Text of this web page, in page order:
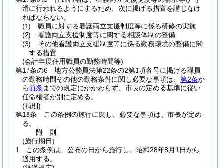
滑に行われるようにするため、次に掲げる措置を講じなけ
ればならない。
(1)
職員に対する看護両立支援制度等に係る研修の実施
(2)
看護両立支援制度等に関する相談体制の整備
(3)
その他看護両立支援制度等に係る勤務環境の整備に関
する措置
(会計年度任用職員の勤務時間等)
第17条の6
地方公務員法第22条の2第1項各号に掲げる職員
の勤務時間その他の勤務条件に関し必要な事項は、 第2条か
ら前条 までの規定にかかわらず、市長の定める基準に従い
任命権者が別に定める。
(補則)
第18条
この条例の施行に関し、必要な事項は、市長が定め
る。
附 則
(施行期日)
1
この条例は、公布の日から施行し、昭和28年8月1日から
適用する。